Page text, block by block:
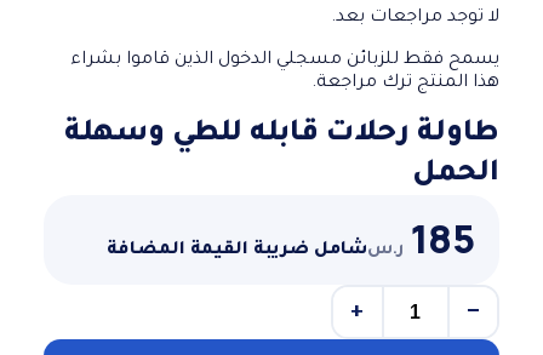
طاولة رحلات قابله للطي وسهلة
الحمل
185 ر.سشامل ضريبة القيمة المضافة
طاولة
−
+
لا توجد مراجعات بعد.
يسمح فقط للزبائن مسجلي الدخول الذين قاموا بشراء
هذا المنتج ترك مراجعة.